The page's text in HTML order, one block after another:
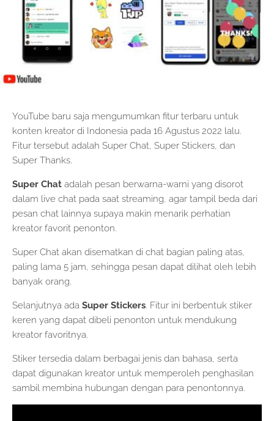
YouTube baru saja mengumumkan fitur terbaru untuk
konten kreator di Indonesia pada 16 Agustus 2022 lalu.
Fitur tersebut adalah Super Chat, Super Stickers, dan
Super Thanks.
Super Chat adalah pesan berwarna-warni yang disorot
dalam live chat pada saat streaming, agar tampil beda dari
pesan chat lainnya supaya makin menarik perhatian
kreator favorit penonton.
Super Chat akan disematkan di chat bagian paling atas,
paling lama 5 jam, sehingga pesan dapat dilihat oleh lebih
banyak orang.
Selanjutnya ada Super Stickers. Fitur ini berbentuk stiker
keren yang dapat dibeli penonton untuk mendukung
kreator favoritnya.
Stiker tersedia dalam berbagai jenis dan bahasa, serta
dapat digunakan kreator untuk memperoleh penghasilan
sambil membina hubungan dengan para penontonnya.